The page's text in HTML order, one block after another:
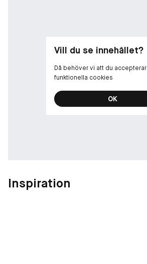
Vill du se innehållet?
Då behöver vi att du accepterar
funktionella cookies
OK
Inspiration